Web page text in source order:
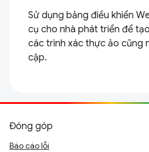
Sử dụng bảng điều khiển
cụ cho nhà phát triển để
các trình xác thực ảo cũng
cập.
Đóng góp
Báo cáo lỗi